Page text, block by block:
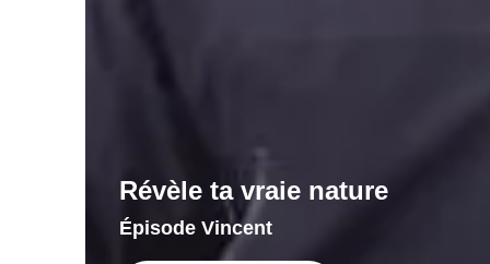
Révèle ta vraie nature
Épisode Vincent